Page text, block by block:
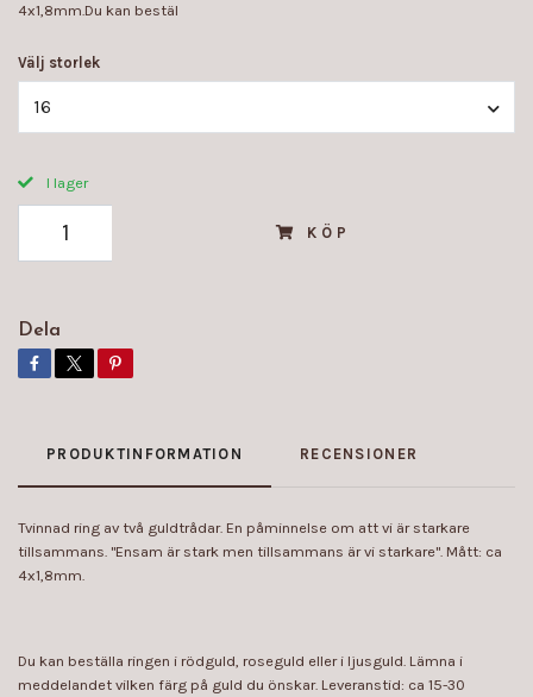
4x1,8mm.Du kan bestäl
Välj storlek
16
I lager
KÖP
Dela
PRODUKTINFORMATION RECENSIONER
Tvinnad ring av två guldtrådar. En påminnelse om att vi är starkare
tillsammans. "Ensam är stark men tillsammans är vi starkare". Mått: ca
4x1,8mm.
Du kan beställa ringen i rödguld, roseguld eller i ljusguld. Lämna i
meddelandet vilken färg på guld du önskar. Leveranstid: ca 15-30